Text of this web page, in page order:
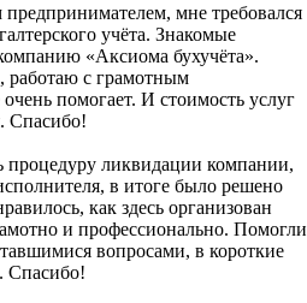
мне требовался
учёта. Знакомые
«Аксиома бухучёта».
работаю с грамотным
помогает. И стоимость услуг
Спасибо!
процедуру ликвидации компании,
в итоге было решено
как здесь организован
и профессионально. Помогли
вопросами, в короткие
Спасибо!